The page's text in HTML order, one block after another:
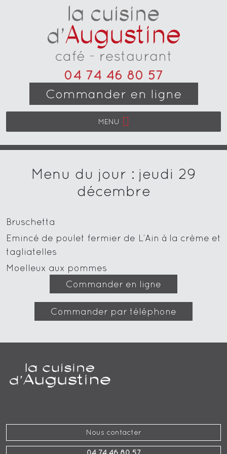
04 74 46 80 57
Commander en ligne
MENU
Menu du jour : jeudi 29
décembre
Bruschetta
Emincé de poulet fermier de L’Ain à la crème et
tagliatelles
Moelleux aux pommes
Commander en ligne
Commander par téléphone
Nous contacter